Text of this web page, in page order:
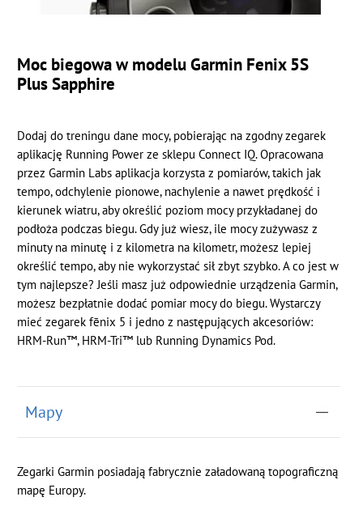
Moc biegowa w modelu Garmin Fenix 5S
Plus Sapphire
Dodaj do treningu dane mocy, pobierając na zgodny zegarek
aplikację Running Power ze sklepu Connect IQ. Opracowana
przez Garmin Labs aplikacja korzysta z pomiarów, takich jak
tempo, odchylenie pionowe, nachylenie a nawet prędkość i
kierunek wiatru, aby określić poziom mocy przykładanej do
podłoża podczas biegu. Gdy już wiesz, ile mocy zużywasz z
minuty na minutę i z kilometra na kilometr, możesz lepiej
określić tempo, aby nie wykorzystać sił zbyt szybko. A co jest w
tym najlepsze? Jeśli masz już odpowiednie urządzenia Garmin,
możesz bezpłatnie dodać pomiar mocy do biegu. Wystarczy
mieć zegarek fēnix 5 i jedno z następujących akcesoriów:
HRM-Run™, HRM-Tri™ lub Running Dynamics Pod.
Mapy
Zegarki Garmin posiadają fabrycznie załadowaną topograficzną
mapę Europy.